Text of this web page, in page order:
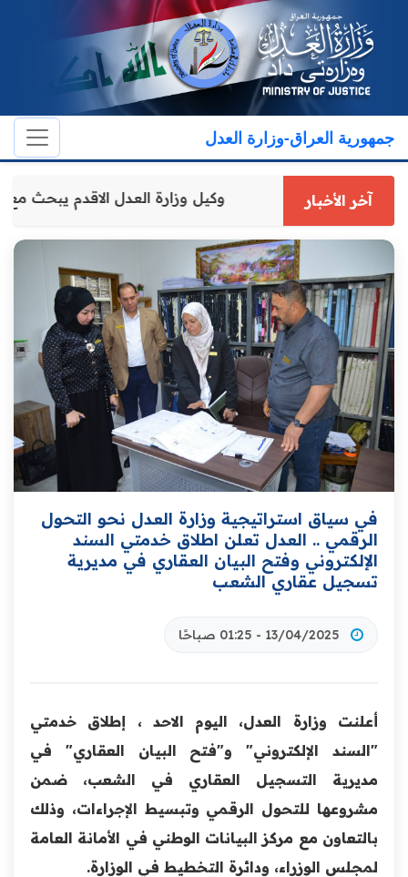
جمهورية العراق-وزارة العدل
آخر الأخبار وكيل وزارة العدل الاقدم
في سياق استراتيجية وزارة العدل نحو التحول
الرقمي .. العدل تعلن اطلاق خدمتي السند
الإلكتروني وفتح البيان العقاري في مديرية
تسجيل عقاري الشعب
13/04/2025 - 01:25 صباحًا
أعلنت وزارة العدل، اليوم الاحد ، إطلاق خدمتي
"السند الإلكتروني" و"فتح البيان العقاري" في
مديرية التسجيل العقاري في الشعب، ضمن
مشروعها للتحول الرقمي وتبسيط الإجراءات، وذلك
بالتعاون مع مركز البيانات الوطني في الأمانة العامة
لمجلس الوزراء، ودائرة التخطيط في الوزارة.